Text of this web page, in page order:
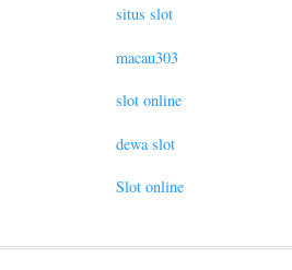
situs slot
macau303
slot online
dewa slot
Slot online